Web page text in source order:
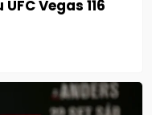
Vegas 116